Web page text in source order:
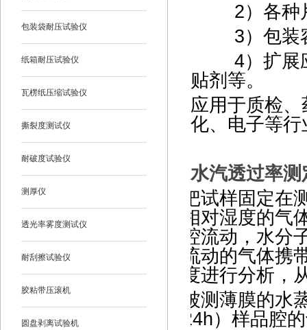
包装袋耐压试验仪
纸箱耐压试验仪
瓦楞纸压缩试验仪
撕裂度测试仪
耐破度试验仪
测厚仪
透光率雾度测试仪
耐刮擦试验仪
胶粘带压滚机
圆盘剥离试验机
2）各
3）包
4）扩
贴剂等。
应用于质检
化、电子等行
水汽透过率
把试样固定在
相对湿度的气
腔流动，水分
流动的气体携
度进行分析，
被测薄膜的水
24h）样品腔